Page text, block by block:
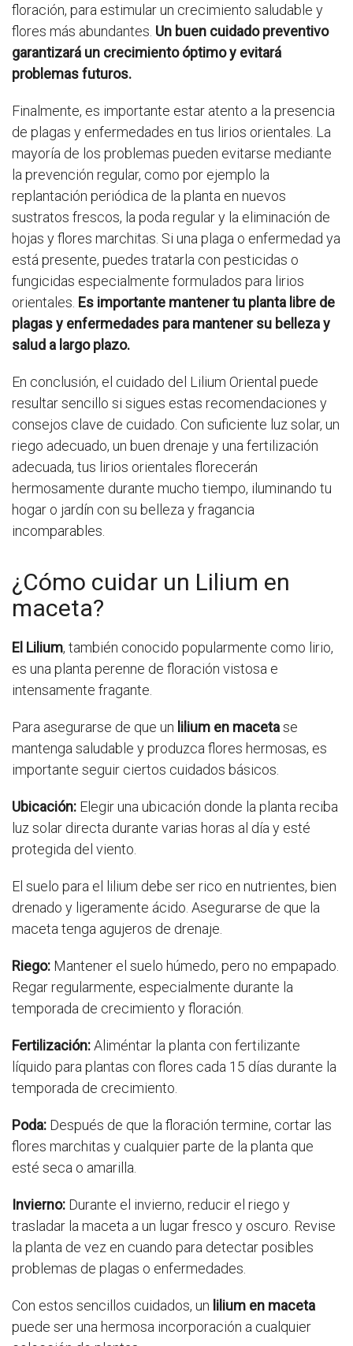
floración, para estimular un crecimiento saludable y
flores más abundantes. Un buen cuidado preventivo
garantizará un crecimiento óptimo y evitará
problemas futuros.
Finalmente, es importante estar atento a la presencia
de plagas y enfermedades en tus lirios orientales. La
mayoría de los problemas pueden evitarse mediante
la prevención regular, como por ejemplo la
replantación periódica de la planta en nuevos
sustratos frescos, la poda regular y la eliminación de
hojas y flores marchitas. Si una plaga o enfermedad ya
está presente, puedes tratarla con pesticidas o
fungicidas especialmente formulados para lirios
orientales. Es importante mantener tu planta libre de
plagas y enfermedades para mantener su belleza y
salud a largo plazo.
En conclusión, el cuidado del Lilium Oriental puede
resultar sencillo si sigues estas recomendaciones y
consejos clave de cuidado. Con suficiente luz solar, un
riego adecuado, un buen drenaje y una fertilización
adecuada, tus lirios orientales florecerán
hermosamente durante mucho tiempo, iluminando tu
hogar o jardín con su belleza y fragancia
incomparables.
¿Cómo cuidar un Lilium en
maceta?
El Lilium, también conocido popularmente como lirio,
es una planta perenne de floración vistosa e
intensamente fragante.
Para asegurarse de que un lilium en macetase
mantenga saludable y produzca flores hermosas, es
importante seguir ciertos cuidados básicos.
Ubicación: Elegir una ubicación donde la planta reciba
luz solar directa durante varias horas al día y esté
protegida del viento.
El suelo para el lilium debe ser rico en nutrientes, bien
drenado y ligeramente ácido. Asegurarse de que la
maceta tenga agujeros de drenaje.
Riego: Mantener el suelo húmedo, pero no empapado.
Regar regularmente, especialmente durante la
temporada de crecimiento y floración.
Fertilización:Aliméntar la planta con fertilizante
líquido para plantas con flores cada 15 días durante la
temporada de crecimiento.
Poda: Después de que la floración termine, cortar las
flores marchitas y cualquier parte de la planta que
esté seca o amarilla.
Invierno: Durante el invierno, reducir el riego y
trasladar la maceta a un lugar fresco y oscuro. Revise
la planta de vez en cuando para detectar posibles
problemas de plagas o enfermedades.
Con estos sencillos cuidados, un lilium en maceta
puede ser una hermosa incorporación a cualquier